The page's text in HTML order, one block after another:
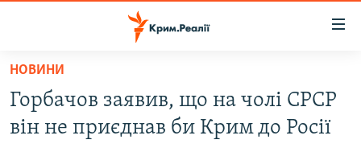
Перейти
основного
матеріалу
НОВИНИ
ВОДА.КРИМ
ВІДЕО ТА ФОТО
НОВИНИ
Горбачов заявив, що на чолі СРСР
він не приєднав би Крим до Росії